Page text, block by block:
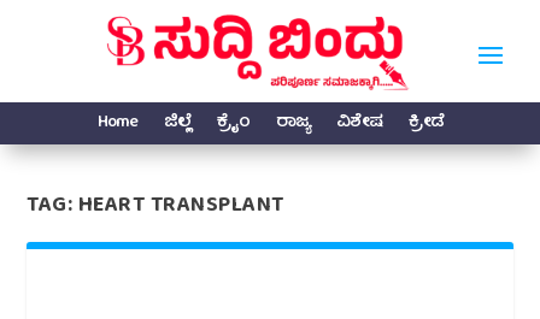
Home ಜಿಲ್ಲೆ ಕ್ರೈಂ ರಾಜ್ಯ ವಿಶೇಷ ಕ್ರೀಡೆ
TAG:HEART TRANSPLANT